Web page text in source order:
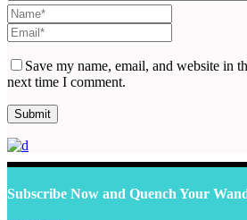
Save my name, email, and website in
next time I comment.
Subscribe Now and Quench Your